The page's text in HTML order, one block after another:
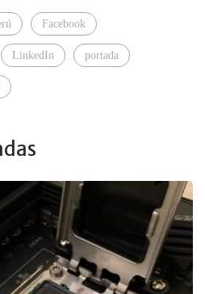
Facebook
LinkedIn portada